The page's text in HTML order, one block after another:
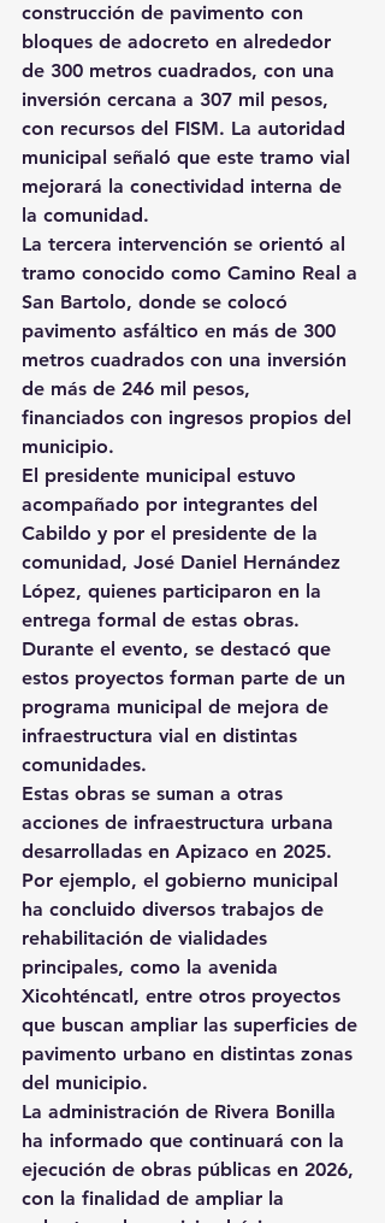
construcción de pavimento con
bloques de adocreto en alrededor
de 300 metros cuadrados, con una
inversión cercana a 307 mil pesos,
con recursos del FISM. La autoridad
municipal señaló que este tramo vial
mejorará la conectividad interna de
la comunidad.
La tercera intervención se orientó al
tramo conocido como Camino Real a
San Bartolo, donde se colocó
pavimento asfáltico en más de 300
metros cuadrados con una inversión
de más de 246 mil pesos,
financiados con ingresos propios del
municipio.
El presidente municipal estuvo
acompañado por integrantes del
Cabildo y por el presidente de la
comunidad, José Daniel Hernández
López, quienes participaron en la
entrega formal de estas obras.
Durante el evento, se destacó que
estos proyectos forman parte de un
programa municipal de mejora de
infraestructura vial en distintas
comunidades.
Estas obras se suman a otras
acciones de infraestructura urbana
desarrolladas en Apizaco en 2025.
Por ejemplo, el gobierno municipal
ha concluido diversos trabajos de
rehabilitación de vialidades
principales, como la avenida
Xicohténcatl, entre otros proyectos
que buscan ampliar las superficies de
pavimento urbano en distintas zonas
del municipio.
La administración de Rivera Bonilla
ha informado que continuará con la
ejecución de obras públicas en 2026,
con la finalidad de ampliar la